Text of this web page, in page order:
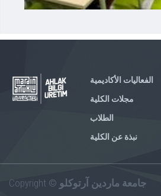
الفعاليات الأكاديمية
مجلات الكلية
الطلاب
نبذة عن الكلية
Copyright © جامعة ماردين آرتوكلو